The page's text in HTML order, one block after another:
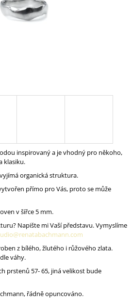
inspirovaný a je vhodný pro někoho,
klasiku.
organická struktura.
přímo pro Vás, proto se může
v šířce 5 mm.
Napište mi Vaší představu. Vymyslíme
z bílého, žlutého i růžového zlata.
váhy.
prstenů 57- 65, jiná velikost bude
řádně opuncováno.